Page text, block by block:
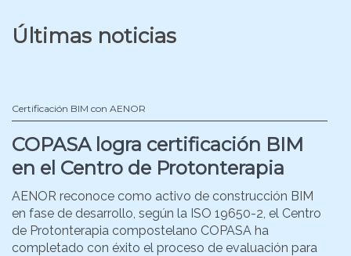
Últimas noticias
Certificación BIM con AENOR
COPASA logra certificación BIM
en el Centro de Protonterapia
AENOR reconoce como activo de construcción BIM
en fase de desarrollo, según la ISO 19650-2, el Centro
de Protonterapia compostelano COPASA ha
completado con éxito el proceso de evaluación para